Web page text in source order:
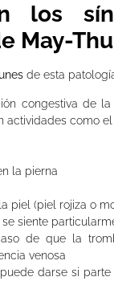
los
May-
de esta
congestiva de
actividades como el
la pierna
piel (piel rojiza o
se siente
de que la
venosa
darse si